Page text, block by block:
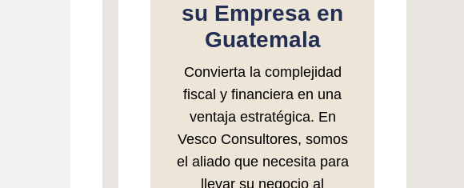
su Empresa en
Guatemala
Convierta la complejidad
fiscal y financiera en una
ventaja estratégica. En
Vesco Consultores, somos
el aliado que necesita para
llevar su negocio al